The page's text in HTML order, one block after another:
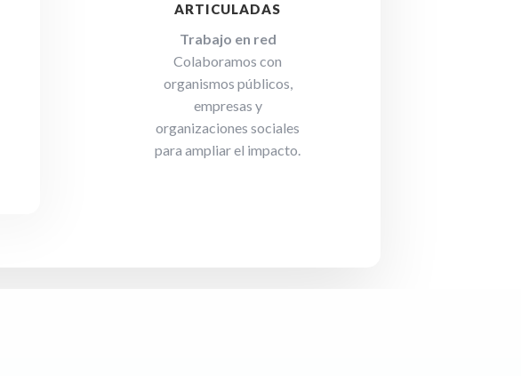
ARTICULADAS
Trabajo en red
Colaboramos con
organismos públicos,
empresas y
organizaciones sociales
para ampliar el impacto.